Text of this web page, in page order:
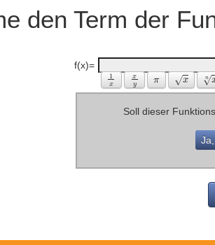
den Term der
f(x)=
Soll dieser